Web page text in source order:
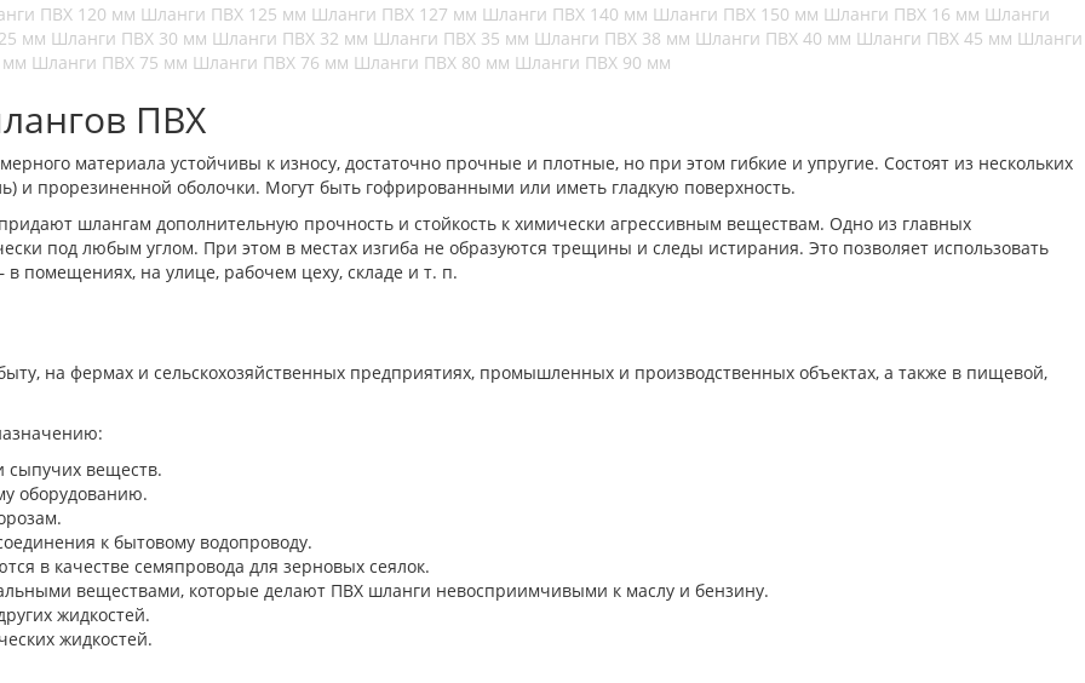
ПВХ 120 мм Шланги ПВХ 125 мм Шланги ПВХ 127 мм Шланги ПВХ 140 мм Шланги ПВХ 150 мм Шланги ПВХ 16 мм Шланги
мм Шланги ПВХ 30 мм Шланги ПВХ 32 мм Шланги ПВХ 35 мм Шланги ПВХ 38 мм Шланги ПВХ 40 мм Шланги ПВХ 45 мм Шланги
мм Шланги ПВХ 75 мм Шланги ПВХ 76 мм Шланги ПВХ 80 мм Шланги ПВХ 90 мм
ПВХ
материала устойчивы к износу, достаточно прочные и плотные, но при этом гибкие и упругие. Состоят из нескольких
и прорезиненной оболочки. Могут быть гофрированными или иметь гладкую поверхность.
шлангам дополнительную прочность и стойкость к химически агрессивным веществам. Одно из главных
под любым углом. При этом в местах изгиба не образуются трещины и следы истирания. Это позволяет использовать
помещениях, на улице, рабочем цеху, складе и т. п.
на фермах и сельскохозяйственных предприятиях, промышленных и производственных объектах, а также в пищевой,
сыпучих веществ.
оборудованию.
к бытовому водопроводу.
в качестве семяпровода для зерновых сеялок.
веществами, которые делают ПВХ шланги невосприимчивыми к маслу и бензину.
жидкостей.
жидкостей.